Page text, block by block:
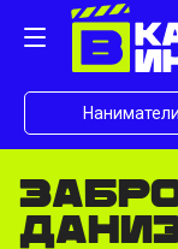
Наниматели